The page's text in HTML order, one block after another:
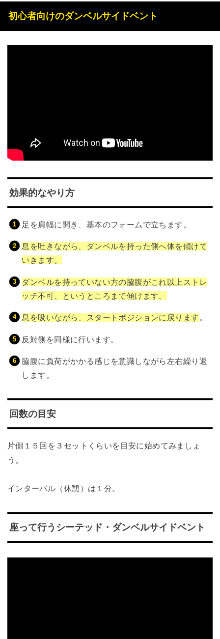
初心者向けのダンベルサイドベント
効果的なやり方
足を肩幅に開き、基本のフォームで立ちます。
息を吐きながら、ダンベルを持った側へ体を傾けて
いきます。
ダンベルを持っていない方の脇腹がこれ以上ストレ
ッチ不可、というところまで傾けます。
息を吸いながら、スタートポジションに戻ります 。
反対側を同様に行います。
脇腹に負荷がかかる感じを意識しながら左右繰り返
します。
回数の目安
片側１５回を３セットくらいを目安に始めてみましょ
う。
インターバル（休憩）は１分。
座って行うシーテッド・ダンベルサイドベント